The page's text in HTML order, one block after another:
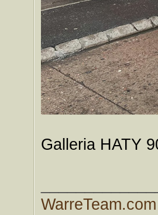
Galleria HATY
WarreTeam.com